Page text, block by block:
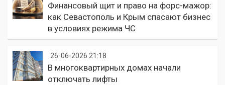
Финансовый щит и право на форс-мажор:
как Севастополь и Крым спасают бизнес
в условиях режима ЧС
26-06-2026 21:18
В многоквартирных домах начали
отключать лифты